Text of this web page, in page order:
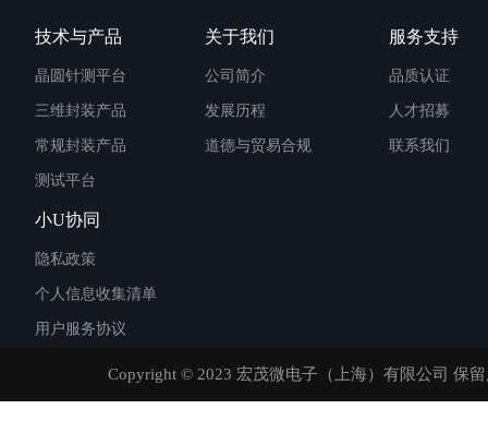
技术与产品
晶圆针测平台
三维封装产品
常规封装产品
测试平台
关于我们
公司简介
发展历程
道德与贸易合规
服务支持
品质认证
人才招募
联系我们
小U协同
隐私政策
个人信息收集清单
用户服务协议
Copyright © 2023 宏茂微电子（上海）有限公司 保